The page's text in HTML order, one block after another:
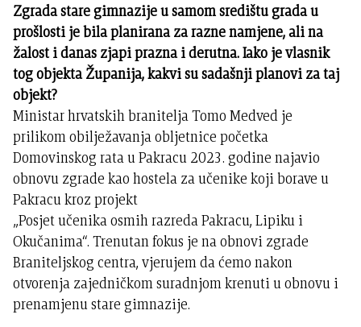
Zgrada stare gimnazije u samom središtu grada u
prošlosti je bila planirana za razne namjene, ali na
žalost i danas zjapi prazna i derutna. Iako je vlasnik
tog objekta Županija, kakvi su sadašnji planovi za taj
objekt?
Ministar hrvatskih branitelja Tomo Medved je
prilikom obilježavanja obljetnice početka
Domovinskog rata u Pakracu 2023. godine najavio
obnovu zgrade kao hostela za učenike koji borave u
Pakracu kroz projekt
„Posjet učenika osmih razreda Pakracu, Lipiku i
Okučanima“. Trenutan fokus je na obnovi zgrade
Braniteljskog centra, vjerujem da ćemo nakon
otvorenja zajedničkom suradnjom krenuti u obnovu i
prenamjenu stare gimnazije.